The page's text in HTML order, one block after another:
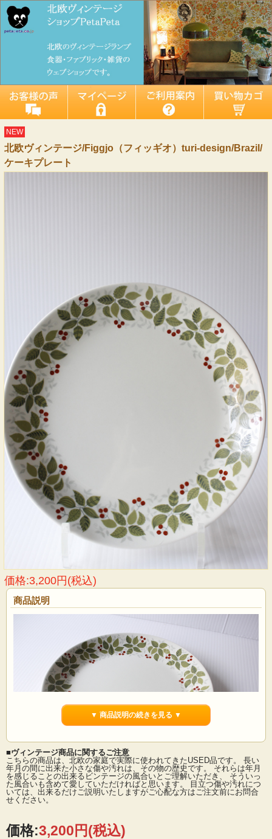
NEW
北欧ヴィンテージ/Figgjo（フィッギオ）turi‐design/Brazil/
ケーキプレート
価格:3,200円(税込)
商品説明
ノルウェー、フィッギオの中でも可愛らしいレトロモダンなモチーフが多く、今
でも人気のあるチューリデザインのケーキプレートです。こちらはBrazilシリーズ
で、コーヒーの赤い実がポイントとなり、美しいグリーンの葉っぱとの相性が良
変お勧めです。
▼ 商品説明の続きを見る ▼
■ヴィンテージ商品に関するご注意
こちらの商品は、北欧の家庭で実際に使われてきたUSED品です。 長い
年月の間に出来た小さな傷や汚れは、その物の歴史です。 それらは年月
を感じることの出来るビンテージの風合いとご理解いただき、 そういっ
た風合いも含めて愛していただければと思います。 目立つ傷や汚れにつ
いては、出来るだけご説明いたしますがご心配な方はご注文前にお問合
せください。
価格:3,200円(税込)